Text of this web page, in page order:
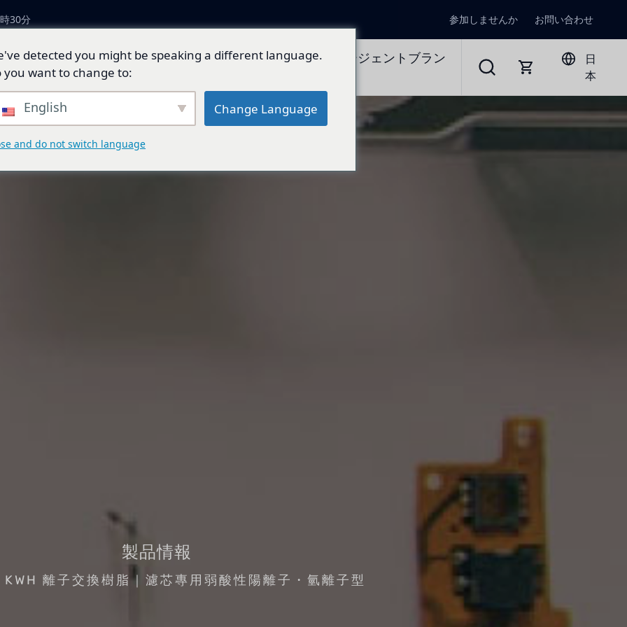
30分 参加しませんか お問い合わせ
い
製品とソリューショ
ン
技術開
ジェネラルエージェントブラン
日
本
製品情報
離子交換樹脂｜濾芯專用弱酸性陽離子・氫離子型
detected you might be speaking a different language.
you want to change to:
English Change Language
and do not switch language